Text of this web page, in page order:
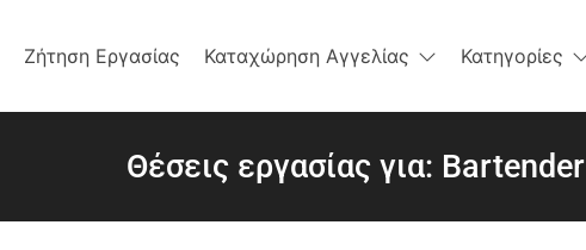
Ζήτηση Εργασίας Καταχώρηση Αγγελίας Κατηγορίες
Θέσεις εργασίας για: Bartender